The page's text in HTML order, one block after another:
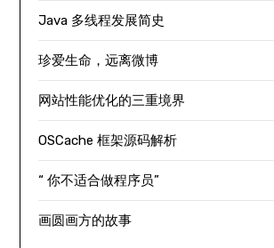
Java 多线程发展简史
珍爱生命，远离微博
网站性能优化的三重境界
OSCache 框架源码解析
“ 你不适合做程序员”
画圆画方的故事